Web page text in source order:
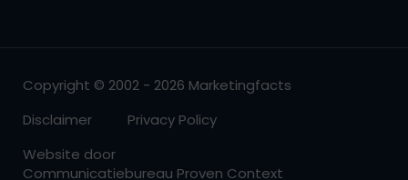
Copyright © 2002 - 2026 Marketingfacts
Disclaimer
Privacy Policy
Website door
Communicatiebureau Proven Context